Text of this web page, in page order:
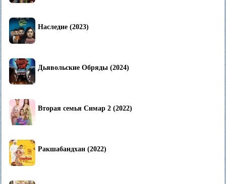
Наследие (2023)
Дьявольские Обряды (2024)
Вторая семья Симар 2 (2022)
Ракшабандхан (2022)